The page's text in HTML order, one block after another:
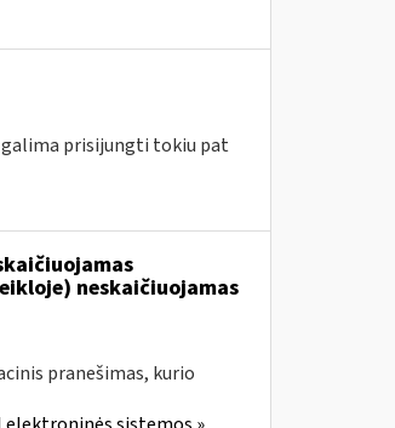
galima prisijungti tokiu pat
neskaičiuojamas
pranešimas, kurio